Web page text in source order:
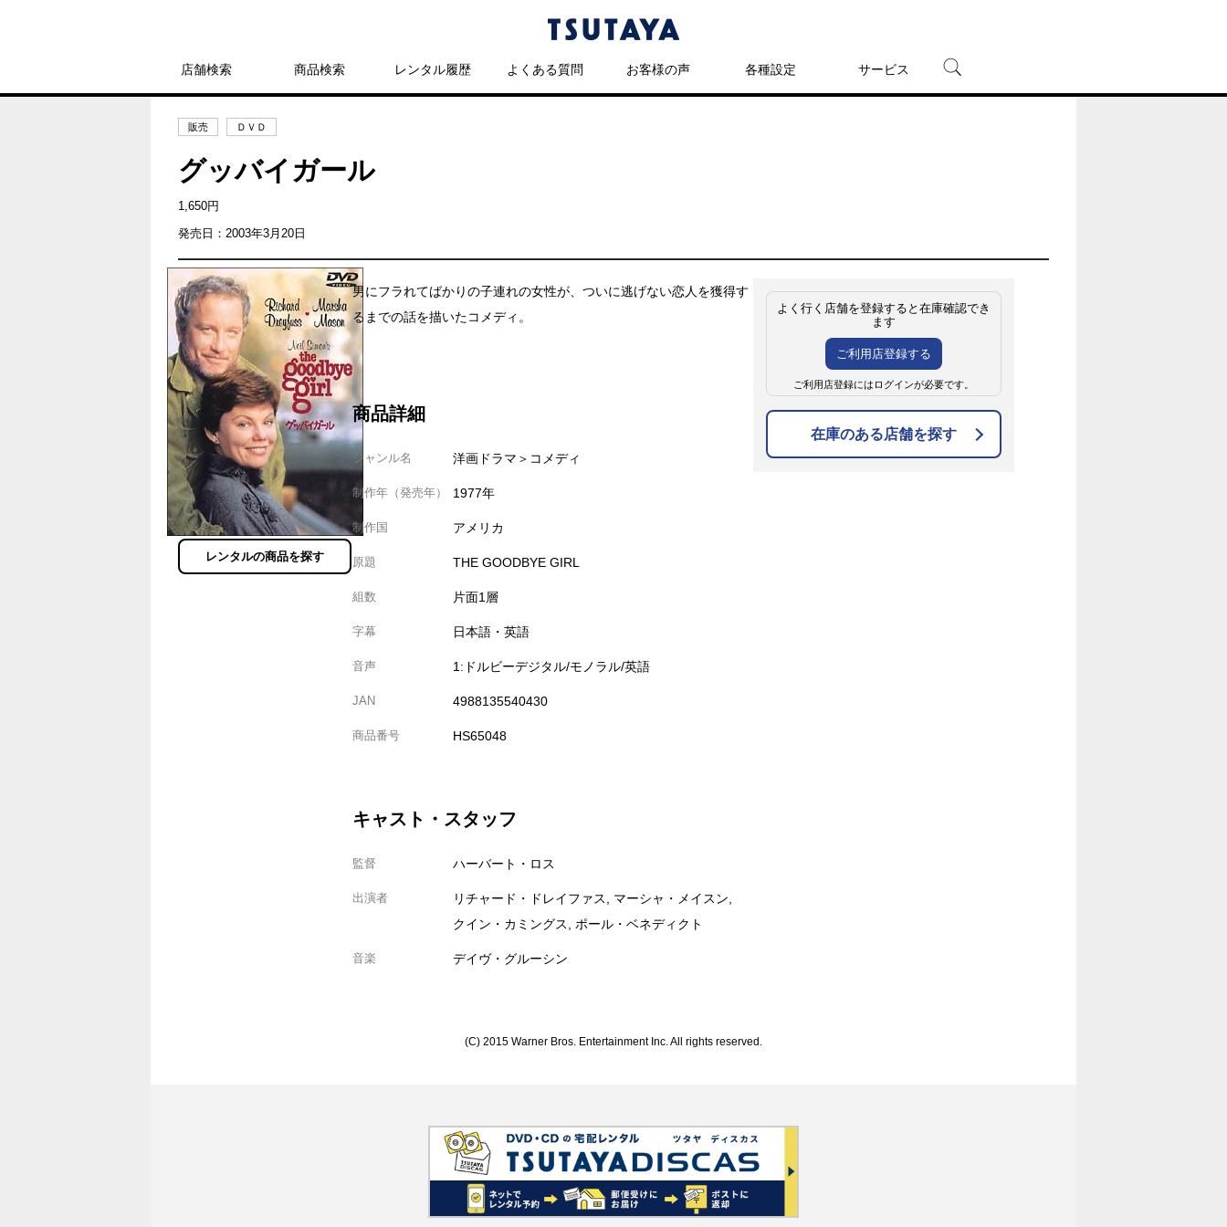
店舗検索 商品検索 レンタル履歴 よくある質問 お客様の声 各種設定 サービス
販売 ＤＶＤ
グッバイガール
1,650円
発売日：2003年3月20日
レンタルの商品を探す
男にフラれてばかりの子連れの女性が、ついに逃げない恋人を獲得す
るまでの話を描いたコメディ。
商品詳細
ジャンル名 洋画ドラマ＞コメディ
制作年（発売年） 1977年
制作国 アメリカ
原題 THE GOODBYE GIRL
組数 片面1層
字幕 日本語・英語
音声 1:ドルビーデジタル/モノラル/英語
JAN 4988135540430
商品番号 HS65048
キャスト・スタッフ
監督 ハーバート・ロス
出演者
リチャード・ドレイファス, マーシャ・メイスン,
クイン・カミングス, ポール・ベネディクト
音楽 デイヴ・グルーシン
よく行く店舗を登録すると在庫確認でき
ます
ご利用店登録する
ご利用店登録にはログインが必要です。
在庫のある店舗を探す
(C) 2015 Warner Bros. Entertainment Inc. All rights reserved.